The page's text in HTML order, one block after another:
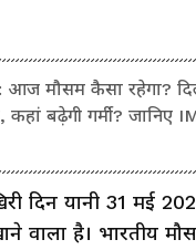
मौसम कैसा रहेगा?
कहां बढ़ेगी गर्मी?
दिन यानी 31 मई
है। भारतीय